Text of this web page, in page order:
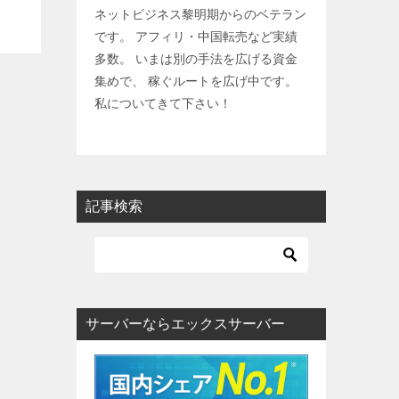
ネットビジネス黎明期からのベテラン
です。 アフィリ・中国転売など実績
多数。 いまは別の手法を広げる資金
集めで、 稼ぐルートを広げ中です。
私についてきて下さい！
記事検索
サーバーならエックスサーバー